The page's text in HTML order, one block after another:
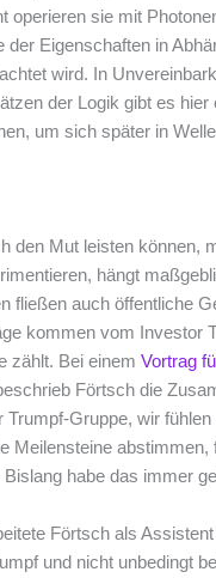
operieren sie mit
der Eigenschaften in
wird. In
der Logik gibt es
um sich später in
den Mut leisten können,
hängt
fließen auch öffentliche
kommen vom Investor
zählt. Bei einemVortrag
Förtsch die
Trumpf-Gruppe, wir
Meilensteine
habe das immer
Förtsch als
und nicht unbedingt